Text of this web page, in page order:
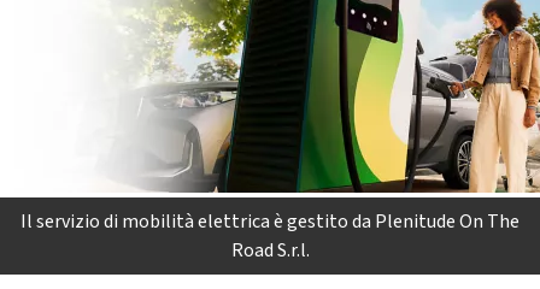
Il servizio di mobilità elettrica è gestito da Plenitude On The
Road S.r.l.